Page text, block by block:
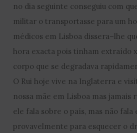
no dia seguinte conseguiu com
militar o transportasse para um
médicos em Lisboa dissera–lhe
hora exacta pois tinham extraído
corpo que se degradava
O Rui hoje vive na Inglaterra e
nossa mãe em Lisboa mas jamais
ele fala sobre o país, mas não fala
provavelmente para esquecer o